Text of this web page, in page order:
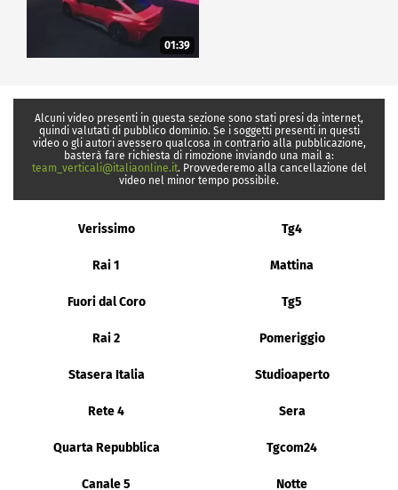
01:39
Alcuni video presenti in questa sezione sono stati presi da internet,
quindi valutati di pubblico dominio. Se i soggetti presenti in questi
video o gli autori avessero qualcosa in contrario alla pubblicazione,
basterà fare richiesta di rimozione inviando una mail a:
team_verticali@italiaonline.it. Provvederemo alla cancellazione del
video nel minor tempo possibile.
Verissimo Tg4
Rai 1 Mattina
Fuori dal Coro Tg5
Rai 2 Pomeriggio
Stasera Italia Studioaperto
Rete 4 Sera
Quarta Repubblica Tgcom24
Canale 5 Notte